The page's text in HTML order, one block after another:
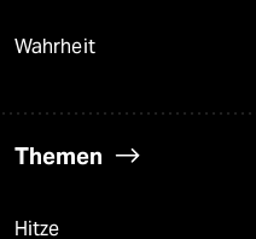
Wahrheit
Themen
Hitze